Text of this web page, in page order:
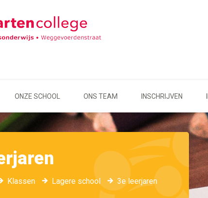
ONZE SCHOOL ONS TEAM INSCHRIJVEN
Klassen Lagere school 3e leerjaren